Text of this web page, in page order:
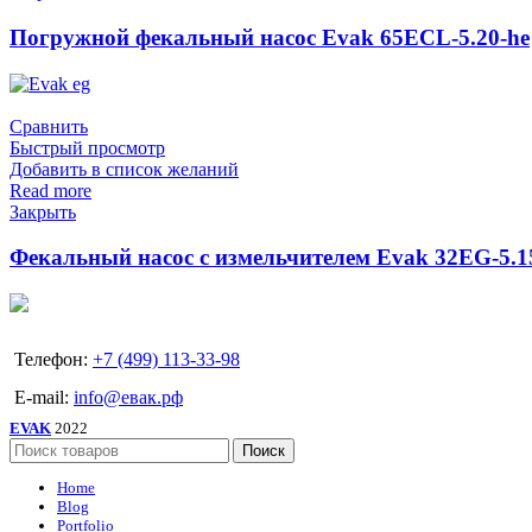
Погружной фекальный насос Evak 65ECL-5.20-he
Сравнить
Быстрый просмотр
Добавить в список желаний
Read more
Закрыть
Фекальный насос с измельчителем Evak 32EG-
Телефон: +7 (499) 113-33-98
E-mail: info@евак.рф
EVAK 2022
Поиск
Home
Blog
Portfolio